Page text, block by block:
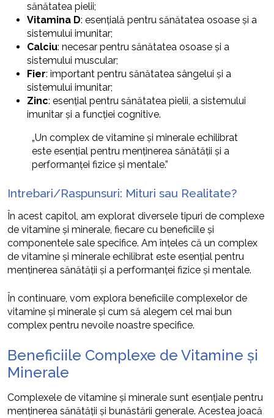
sănătatea pielii;
Vitamina D: esențială pentru sănătatea osoase și a
sistemului imunitar;
Calciu: necesar pentru sănătatea osoase și a
sistemului muscular;
Fier: important pentru sănătatea sângelui și a
sistemului imunitar;
Zinc: esențial pentru sănătatea pielii, a sistemului
imunitar și a funcției cognitive.
„Un complex de vitamine și minerale echilibrat
este esențial pentru menținerea sănătății și a
performanței fizice și mentale.”
Intrebari/Raspunsuri: Mituri sau Realitate?
În acest capitol, am explorat diversele tipuri de complexe
de vitamine și minerale, fiecare cu beneficiile și
componentele sale specifice. Am înțeles că un complex
de vitamine și minerale echilibrat este esențial pentru
menținerea sănătății și a performanței fizice și mentale.
În continuare, vom explora beneficiile complexelor de
vitamine și minerale și cum să alegem cel mai bun
complex pentru nevoile noastre specifice.
Beneficiile Complexe de Vitamine și
Minerale
Complexele de vitamine și minerale sunt esențiale pentru
menținerea sănătății și bunăstării generale. Acestea joacă